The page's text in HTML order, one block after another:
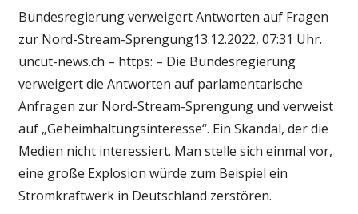
Wirtschaft
Wissenschaft
Bundesregierung verweigert Antworten auf Fragen
zur Nord-Stream-Sprengung13.12.2022, 07:31 Uhr.
uncut-news.ch – https: – Die Bundesregierung
verweigert die Antworten auf parlamentarische
Anfragen zur Nord-Stream-Sprengung und verweist
auf „Geheimhaltungsinteresse“. Ein Skandal, der die
Medien nicht interessiert. Man stelle sich einmal vor,
eine große Explosion würde zum Beispiel ein
Stromkraftwerk in Deutschland zerstören.